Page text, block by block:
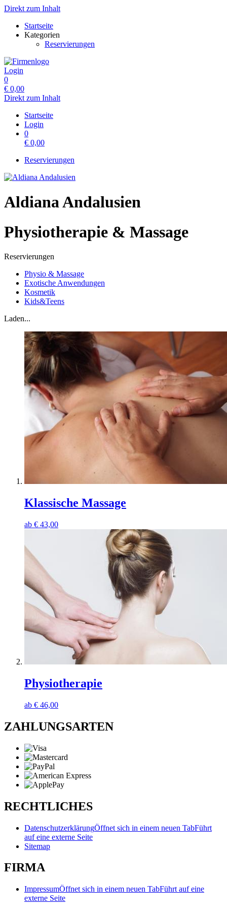
Direkt zum Inhalt
Startseite
Kategorien
Reservierungen
Login
0
€ 0,00
Direkt zum Inhalt
Startseite
Login
0
€ 0,00
Reservierungen
Aldiana Andalusien
Physiotherapie & Massage
Reservierungen
Physio & Massage
Exotische Anwendungen
Kosmetik
Kids&Teens
Laden...
Klassische Massage
ab € 43,00
Physiotherapie
ab € 46,00
ZAHLUNGSARTEN
RECHTLICHES
DatenschutzerklärungÖffnet sich in einem neuen TabFührt
auf eine externe Seite
Sitemap
FIRMA
ImpressumÖffnet sich in einem neuen TabFührt auf eine
externe Seite